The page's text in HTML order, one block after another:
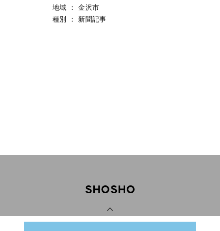
地域
：
金沢市
種別
： 新聞記事